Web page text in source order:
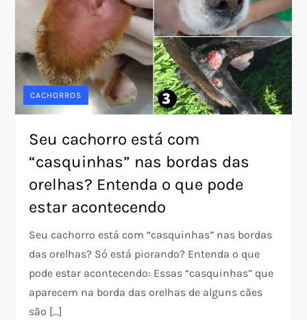
CACHORROS
Seu cachorro está com
“casquinhas” nas bordas das
orelhas? Entenda o que pode
estar acontecendo
Seu cachorro está com “casquinhas” nas bordas
das orelhas? Só está piorando? Entenda o que
pode estar acontecendo: Essas “casquinhas” que
aparecem na borda das orelhas de alguns cães
são […]